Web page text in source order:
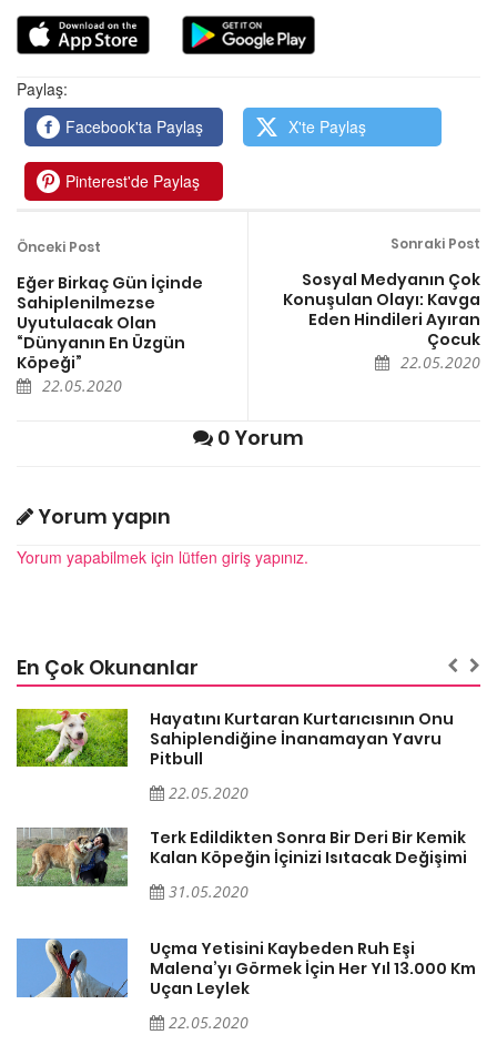
Paylaş:
Facebook'ta Paylaş
X'te Paylaş
Pinterest'de Paylaş
Önceki Post
Eğer Birkaç Gün İçinde
Sahiplenilmezse
Uyutulacak Olan
“Dünyanın En Üzgün
Köpeği”
22.05.2020
Sonraki Post
Sosyal Medyanın Çok
Konuşulan Olayı: Kavga
Eden Hindileri Ayıran
Çocuk
22.05.2020
0 Yorum
Yorum yapın
Yorum yapabilmek için lütfen giriş yapınız.
En Çok Okunanlar
Hayatını Kurtaran Kurtarıcısının Onu
Sahiplendiğine İnanamayan Yavru
Pitbull
22.05.2020
Terk Edildikten Sonra Bir Deri Bir Kemik
Kalan Köpeğin İçinizi Isıtacak Değişimi
31.05.2020
Uçma Yetisini Kaybeden Ruh Eşi
Malena’yı Görmek İçin Her Yıl 13.000 Km
Uçan Leylek
22.05.2020